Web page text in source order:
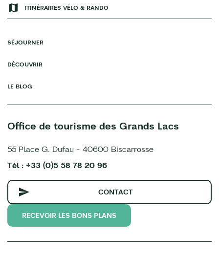
ITINÉRAIRES VÉLO & RANDO
SÉJOURNER
DÉCOUVRIR
LE BLOG
Office de tourisme des Grands Lacs
55 Place G. Dufau - 40600 Biscarrosse
Tél : +33 (0)5 58 78 20 96
CONTACT
RECEVOIR LES BONS PLANS